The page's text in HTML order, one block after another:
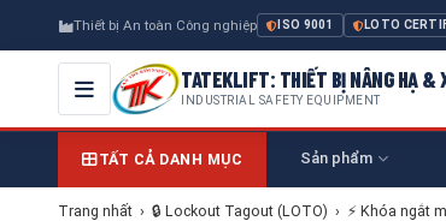
Thiết bị An toàn Công nghiệp ISO 9001 LOTO
TATEKLIFT: THIẾT BỊ NÂNG HẠ &
INDUSTRIAL SAFETY EQUIPMENT
TẤT CẢ DANH MỤC Sản phẩm
Trang nhất › 🔒 Lockout Tagout (LOTO) › ⚡ Khóa ngắt